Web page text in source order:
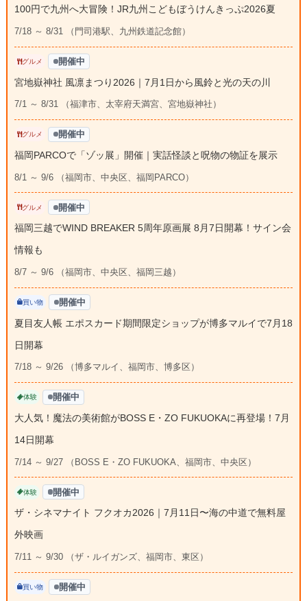
100円で九州へ大冒険！JR九州こどもぼうけんきっぷ2026夏
7/18 ～ 8/31 （門司港駅、九州鉄道記念館）
グルメ 開催中
宮地嶽神社 風凛まつり2026｜7月1日から風鈴と光の天の川
7/1 ～ 8/31 （福津市、太宰府天満宮、宮地嶽神社）
グルメ 開催中
福岡PARCOで「ゾッ展」開催｜実話怪談と呪物の物証を展示
8/1 ～ 9/6 （福岡市、中央区、福岡PARCO）
グルメ 開催中
福岡三越でWIND BREAKER 5周年原画展 8月7日開幕！サイン会
情報も
8/7 ～ 9/6 （福岡市、中央区、福岡三越）
買い物 開催中
夏目友人帳 エポスカード期間限定ショップが博多マルイで7月18
日開幕
7/18 ～ 9/26 （博多マルイ、福岡市、博多区）
体験 開催中
大人気！魔法の美術館がBOSS E・ZO FUKUOKAに再登場！7月
14日開幕
7/14 ～ 9/27 （BOSS E・ZO FUKUOKA、福岡市、中央区）
体験 開催中
ザ・シネマナイト フクオカ2026｜7月11日〜海の中道で無料屋
外映画
7/11 ～ 9/30 （ザ・ルイガンズ、福岡市、東区）
買い物 開催中